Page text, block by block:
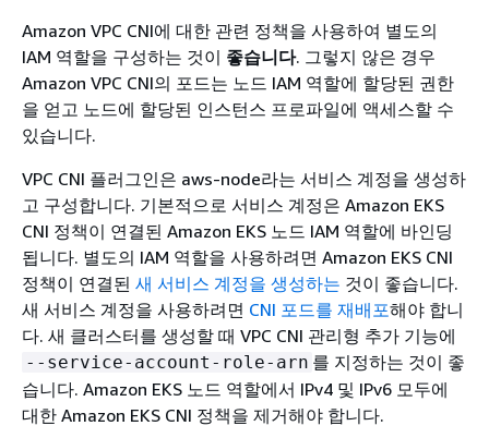
Amazon VPC CNI에 대한 관련 정책을 사용하여 별도의
IAM 역할을 구성하는 것이 좋습니다. 그렇지 않은 경우
Amazon VPC CNI의 포드는 노드 IAM 역할에 할당된 권한
을 얻고 노드에 할당된 인스턴스 프로파일에 액세스할 수
있습니다.
VPC CNI 플러그인은 aws-node라는 서비스 계정을 생성하
고 구성합니다. 기본적으로 서비스 계정은 Amazon EKS
CNI 정책이 연결된 Amazon EKS 노드 IAM 역할에 바인딩
됩니다. 별도의 IAM 역할을 사용하려면 Amazon EKS CNI
정책이 연결된 새 서비스 계정을 생성하는 것이 좋습니다.
새 서비스 계정을 사용하려면 CNI 포드를 재배포해야 합니
다. 새 클러스터를 생성할 때 VPC CNI 관리형 추가 기능에
--service-account-role-arn 를 지정하는 것이 좋
습니다. Amazon EKS 노드 역할에서 IPv4 및 IPv6 모두에
대한 Amazon EKS CNI 정책을 제거해야 합니다.